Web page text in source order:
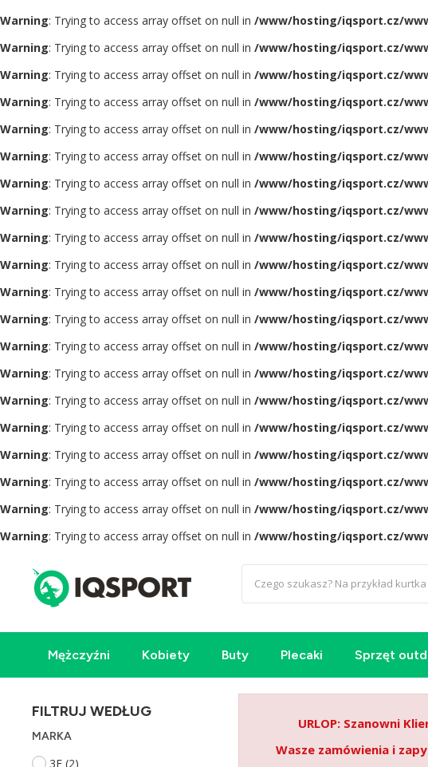
Warning: Trying to access array offset on null in /www/hosting/iqsport.cz/
Warning: Trying to access array offset on null in /www/hosting/iqsport.cz/
Warning: Trying to access array offset on null in /www/hosting/iqsport.cz/
Warning: Trying to access array offset on null in /www/hosting/iqsport.cz/
Warning: Trying to access array offset on null in /www/hosting/iqsport.cz/
Warning: Trying to access array offset on null in /www/hosting/iqsport.cz/
Warning: Trying to access array offset on null in /www/hosting/iqsport.cz/
Warning: Trying to access array offset on null in /www/hosting/iqsport.cz/
Warning: Trying to access array offset on null in /www/hosting/iqsport.cz/
Warning: Trying to access array offset on null in /www/hosting/iqsport.cz/
Warning: Trying to access array offset on null in /www/hosting/iqsport.cz/
Warning: Trying to access array offset on null in /www/hosting/iqsport.cz/
Warning: Trying to access array offset on null in /www/hosting/iqsport.cz/
Warning: Trying to access array offset on null in /www/hosting/iqsport.cz/
Warning: Trying to access array offset on null in /www/hosting/iqsport.cz/
Warning: Trying to access array offset on null in /www/hosting/iqsport.cz/
Warning: Trying to access array offset on null in /www/hosting/iqsport.cz/
Warning: Trying to access array offset on null in /www/hosting/iqsport.cz/
Warning: Trying to access array offset on null in /www/hosting/iqsport.cz/
Warning: Trying to access array offset on null in /www/hosting/iqsport.cz/
Mężczyźni Kobiety Buty Plecaki Sprzęt
FILTRUJ WEDŁUG
MARKA
3F (2)
URLOP: Szanowni
Wasze zamówienia i